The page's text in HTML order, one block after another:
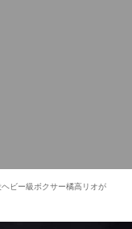
ビー級ボクサー橘高リオが